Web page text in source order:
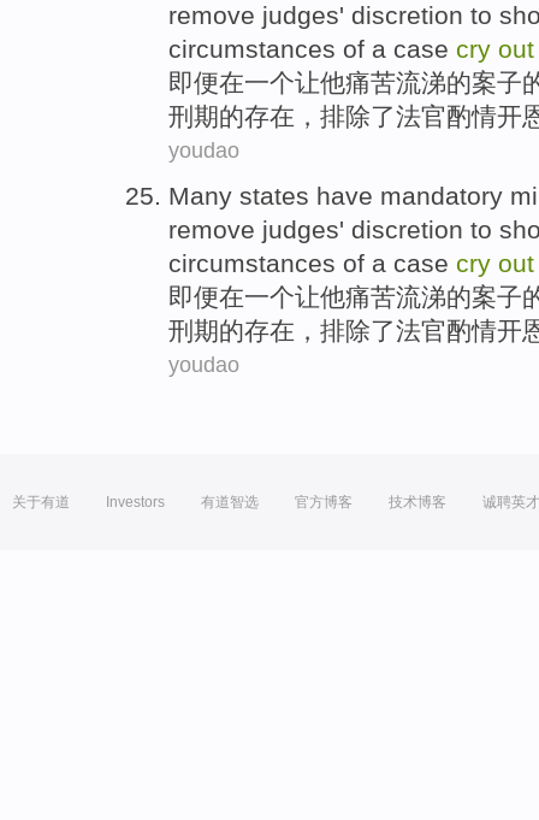
remove judges' discretion to
circumstances of a case cry out
即便在一个让他痛苦流涕的案子
刑期的存在， 排除了法官酌情开
youdao
Many states have mandatory
remove judges' discretion to
circumstances of a case cry out
即便在一个让他痛苦流涕的案子
刑期的存在， 排除了法官酌情开
youdao
关于有道 Investors 有道智选 官方博客 技术博客 诚聘英才